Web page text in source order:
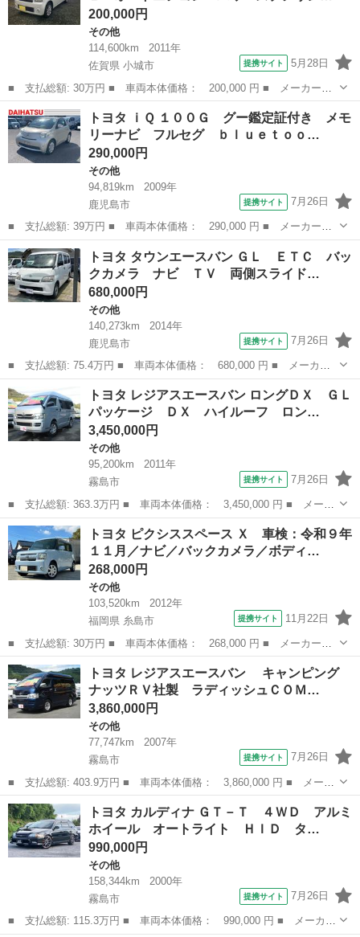
200,000円
その他
114,600km
2011年
佐賀県 小城市
提携サイト 5月28日
■ 支払総額: 30万円 ■ 車両本体価格： 200,000 円 ■ メーカー
名： トヨタ ■ 車種名： ピクシススペース ■ グレード名：
Ｘ ＡＢＳ エアＢ オートエアコン パワーステアリング パワー
ウィンド 盗難防止...
佐賀 小城市 その他
トヨタ ｉＱ １００Ｇ グー鑑定証付き メモ
リーナビ フルセグ ｂｌｕｅｔｏｏ…
290,000円
その他
94,819km
2009年
鹿児島市
提携サイト 7月26日
■ 支払総額: 39万円 ■ 車両本体価格： 290,000 円 ■ メーカー
名： トヨタ ■ 車種名： ｉＱ ■ グレード名： １００Ｇ グー
鑑定証付き メモリーナビ フルセグ ｂｌｕｅｔｏｏｔｈ対応 助
手席エアバッグ ...
鹿児島 鹿児島市 その他
トヨタ タウンエースバン ＧＬ ＥＴＣ バッ
クカメラ ナビ ＴＶ 両側スライド…
680,000円
その他
140,273km
2014年
鹿児島市
提携サイト 7月26日
■ 支払総額: 75.4万円 ■ 車両本体価格： 680,000 円 ■ メーカー
名： トヨタ ■ 車種名： タウンエースバン ■ グレード名： Ｇ
Ｌ ＥＴＣ バックカメラ ナビ ＴＶ 両側スライドドア ＡＴ
ＣＤ ミュー...
鹿児島 鹿児島市 その他
トヨタ レジアスエースバン ロングＤＸ ＧＬ
パッケージ ＤＸ ハイルーフ ロン…
3,450,000円
その他
95,200km
2011年
霧島市
提携サイト 7月26日
■ 支払総額: 363.3万円 ■ 車両本体価格： 3,450,000 円 ■ メーカ
ー名： トヨタ ■ 車種名： レジアスエースバン ■ グレード
名： ロングＤＸ ＧＬパッケージ ＤＸ ハイルーフ ロングボデ
ィ ＧＬパッ...
鹿児島 霧島市 その他
トヨタ ピクシススペース Ｘ 車検：令和９年
１１月／ナビ／バックカメラ／ボディ…
268,000円
その他
103,520km
2012年
福岡県 糸島市
提携サイト 11月22日
■ 支払総額: 30万円 ■ 車両本体価格： 268,000 円 ■ メーカー
名： トヨタ ■ 車種名： ピクシススペース ■ グレード名：
Ｘ 車検：令和９年１１月／ナビ／バックカメラ／ボディ＆窓ガラス
コーティング／Ｂｌ...
福岡 糸島市 その他
トヨタ レジアスエースバン キャンピング
ナッツＲＶ社製 ラディッシュＣＯＭ…
3,860,000円
その他
77,747km
2007年
霧島市
提携サイト 7月26日
■ 支払総額: 403.9万円 ■ 車両本体価格： 3,860,000 円 ■ メーカ
ー名： トヨタ ■ 車種名： レジアスエースバン ■ グレード
名： キャンピング ナッツＲＶ社製 ラディッシュＣＯＭＰＯ
ＥＴＣ スマ...
鹿児島 霧島市 その他
トヨタ カルディナ ＧＴ－Ｔ ４ＷＤ アルミ
ホイール オートライト ＨＩＤ タ…
990,000円
その他
158,344km
2000年
霧島市
提携サイト 7月26日
■ 支払総額: 115.3万円 ■ 車両本体価格： 990,000 円 ■ メーカー